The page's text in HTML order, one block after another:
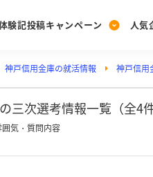
験記投稿キャンペーン
Post
投稿する
人気
Ranking
ランキングを見る
Vote
PickUp
注目の企業特集
神戸信用金庫の就活情報 神戸信用
三次選考情報一覧（全4件
気・質問内容